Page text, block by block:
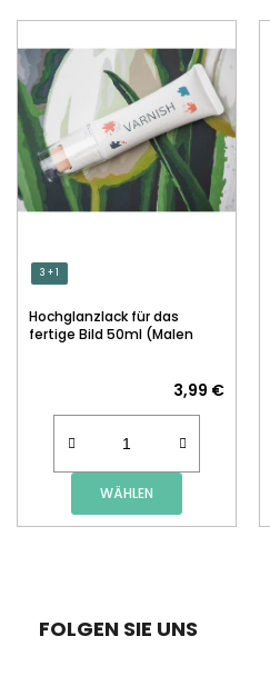
3 + 1
Hochglanzlack für das
fertige Bild 50ml (Malen
3,99 €
WÄHLEN
FOLGEN SIE UNS